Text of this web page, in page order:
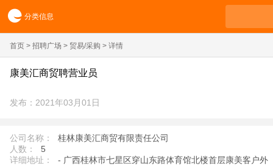
分类信息
首页 > 招聘广场 > 贸易/采购 > 详情
康美汇商贸聘营业员
发布：2021年03月01日
公司名称：
桂林康美汇商贸有限责任公司
人数：
5
详细地址：
- 广西桂林市七星区穿山东路体育馆北楼首层康美客户外